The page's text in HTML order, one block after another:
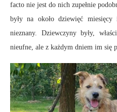
facto nie jest do nich zupełnie
były na około dziewięć
nieznany. Dziewczyny były,
nieufne, ale z każdym dniem im się